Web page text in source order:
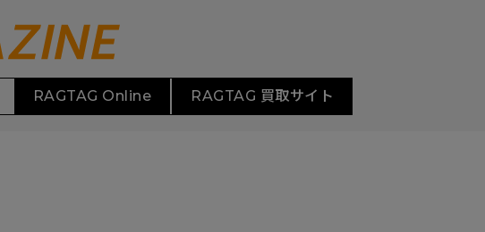
RAGTAG Online RAGTAG 買取サイト